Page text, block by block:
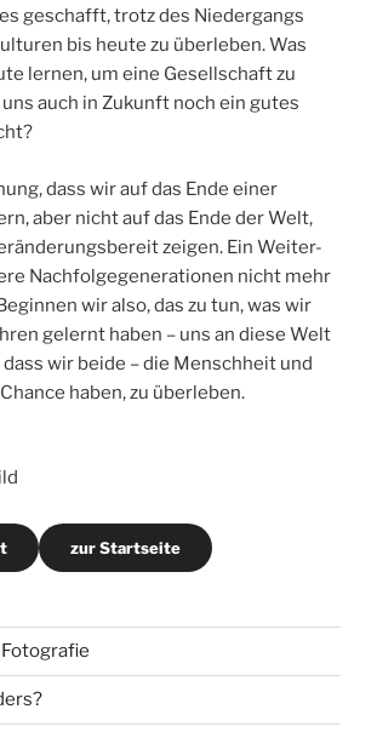
geschafft, trotz des Niedergangs
bis heute zu überleben. Was
lernen, um eine Gesellschaft zu
auch in Zukunft noch ein gutes
dass wir auf das Ende einer
aber nicht auf das Ende der Welt,
zeigen. Ein Weiter-
Nachfolgegenerationen nicht mehr
wir also, das zu tun, was wir
gelernt haben – uns an diese Welt
dass wir beide – die Menschheit und
haben, zu überleben.
zur Startseite